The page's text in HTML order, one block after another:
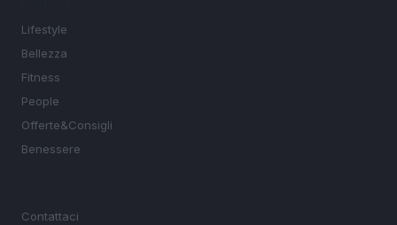
Lifestyle
Bellezza
Fitness
People
Offerte&Consigli
Benessere
Contattaci